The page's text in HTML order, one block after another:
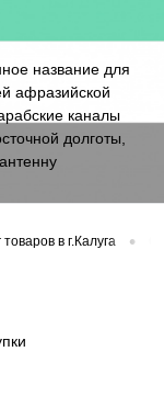
название для
афразийской
каналы
долготы,
товаров в г.Калуга •